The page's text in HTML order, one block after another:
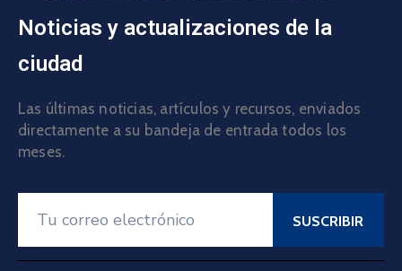
Noticias y actualizaciones de la
ciudad
Las últimas noticias, artículos y recursos, enviados
directamente a su bandeja de entrada todos los
meses.